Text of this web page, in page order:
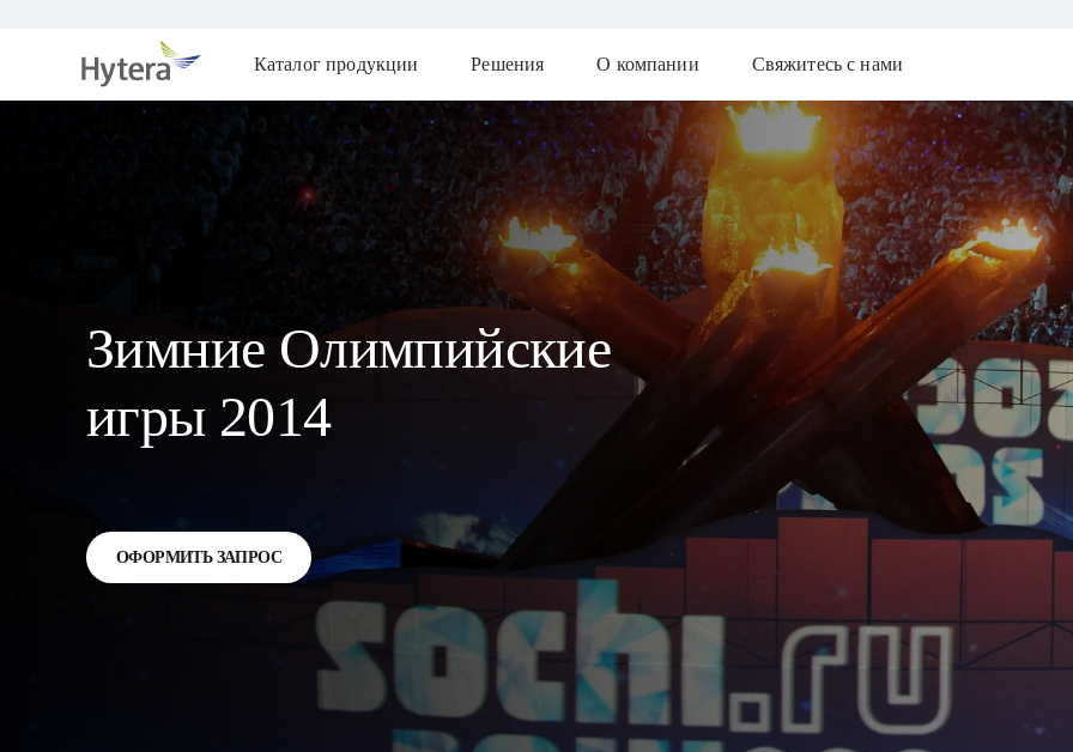
Каталог продукции Решения О компании Свяжитесь с нами
Зимние Олимпийские
игры 2014
ОФОРМИТЬ ЗАПРОС